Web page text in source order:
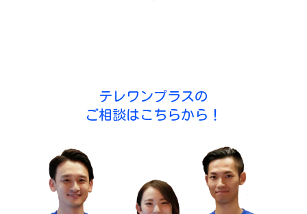
テレワンプラスの
ご相談はこちらから！